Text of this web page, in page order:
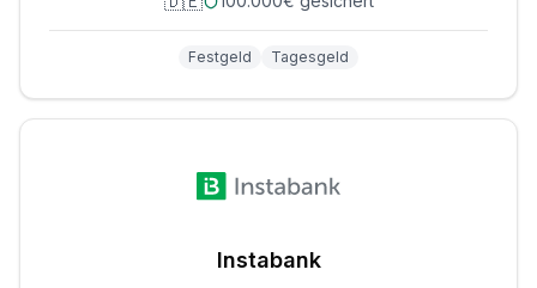
Festgeld Tagesgeld
Instabank